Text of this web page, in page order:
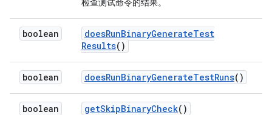
检查测试命令的结果。
boolean doesRunBinaryGenerateTest
Results()
boolean doesRunBinaryGenerateTestRuns()
boolean getSkipBinaryCheck()